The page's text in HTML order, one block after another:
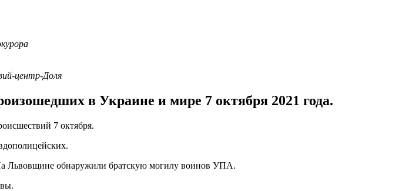
центр-Доля
в Украине и мире 7 октября 2021 года.
7 октября.
Львовщине обнаружили братскую могилу воинов УПА.